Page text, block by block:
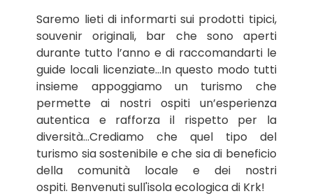
Saremo lieti di informarti sui prodotti tipici,
souvenir originali, bar che sono aperti
durante tutto l’anno e di raccomandarti le
guide locali licenziate...In questo modo tutti
insieme appoggiamo un turismo che
permette ai nostri ospiti un’esperienza
autentica e rafforza il rispetto per la
diversità...Crediamo che quel tipo del
turismo sia sostenibile e che sia di beneficio
della comunità locale e dei nostri
ospiti. Benvenuti sull'isola ecologica di Krk!